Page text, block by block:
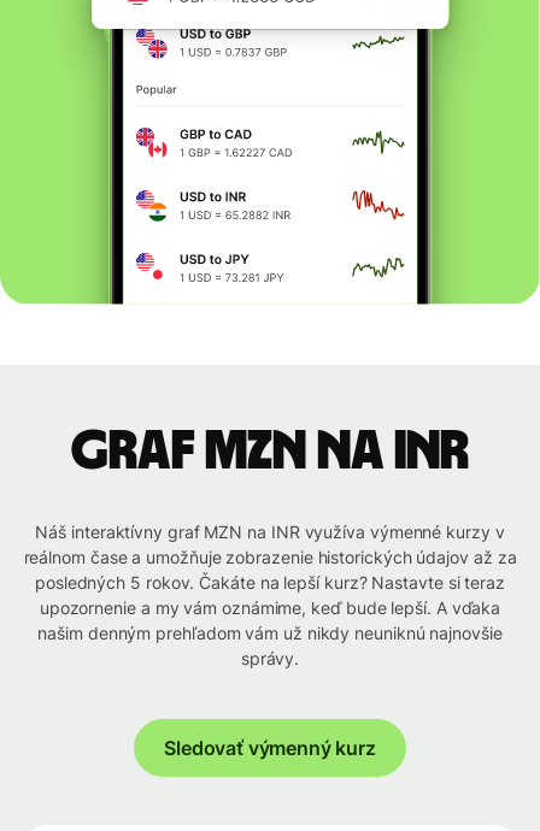
graf MZN na INR
Náš interaktívny graf MZN na INR využíva výmenné kurzy v
reálnom čase a umožňuje zobrazenie historických údajov až za
posledných 5 rokov. Čakáte na lepší kurz? Nastavte si teraz
upozornenie a my vám oznámime, keď bude lepší. A vďaka
našim denným prehľadom vám už nikdy neuniknú najnovšie
správy.
Sledovať výmenný kurz